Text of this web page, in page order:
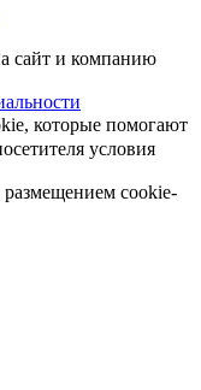
сайт и компанию
которые помогают
условия
размещением cookie-